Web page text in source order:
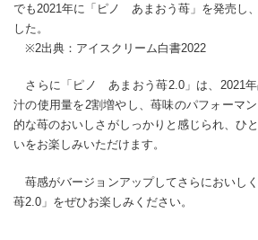
でも2021年に「ピノ あまおう苺」を発売し
した。
※2出典：アイスクリーム白書2022
さらに「ピノ あまおう苺2.0」は、2021年
汁の使用量を2割増やし、苺味のパフォーマ
的な苺のおいしさがしっかりと感じられ、ひ
いをお楽しみいただけます。
苺感がバージョンアップしてさらにおいし
苺2.0」をぜひお楽しみください。